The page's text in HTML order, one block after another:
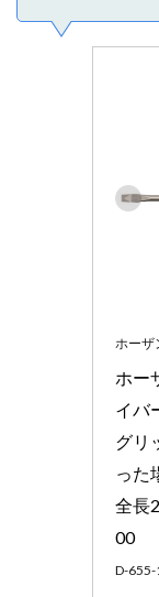
ホーザ
ホー
イバ
グリ
った
全長
00
D-